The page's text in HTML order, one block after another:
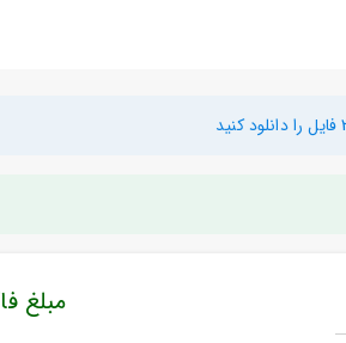
مبلغ فاکتور :